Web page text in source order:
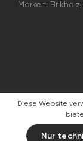
Marken:
Diese Website
Nur